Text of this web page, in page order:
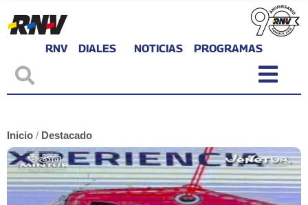
RNV DIALES NOTICIAS PROGRAMAS
Inicio / Destacado